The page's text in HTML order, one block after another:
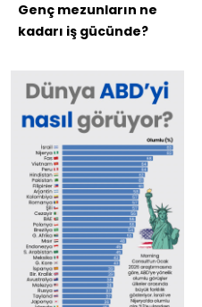
Genç mezunların ne
kadarı iş gücünde?